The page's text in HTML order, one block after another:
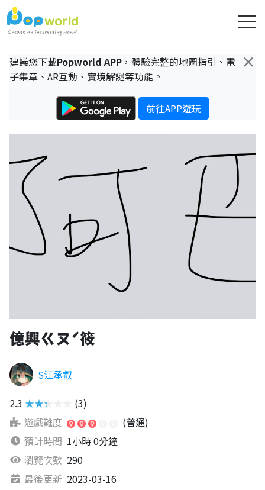
×
建議您下載Popworld APP ，體驗完整的地圖指引、電
子集章、AR互動、實境解謎等功能。
前往APP遊玩
億興ㄍㄡˊ筱
S江承叡
2.3 ★★★★★
(3)
遊戲難度
(普通)
預計時間 1小時 0分鐘
瀏覽次數 290
最後更新 2023-03-16